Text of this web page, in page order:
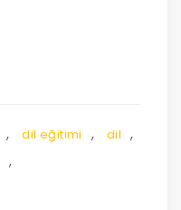
, dil eğitimi , dil ,
,